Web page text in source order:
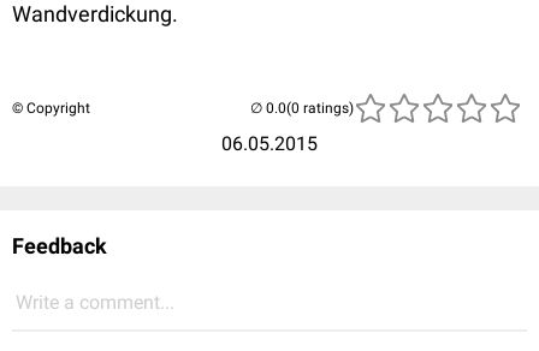
Wandverdickung.
© Copyright
06.05.2015
(0 ratings)
Feedback
Write a comment...